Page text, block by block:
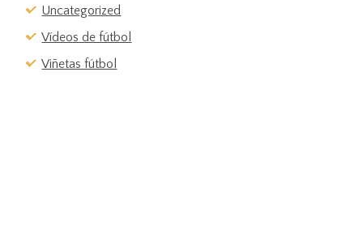
Uncategorized
Vídeos de fútbol
Viñetas fútbol